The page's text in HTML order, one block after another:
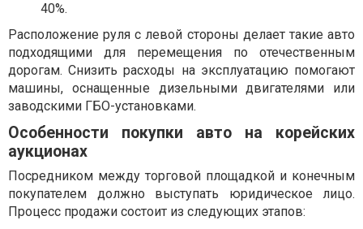
40%.
Расположение руля с левой стороны делает такие авто
подходящими для перемещения по отечественным
дорогам. Снизить расходы на эксплуатацию помогают
машины, оснащенные дизельными двигателями или
заводскими ГБО-установками.
Особенности покупки авто на корейских
аукционах
Посредником между торговой площадкой и конечным
покупателем должно выступать юридическое лицо.
Процесс продажи состоит из следующих этапов: